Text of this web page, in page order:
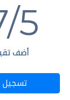
5
أضف
تسجيل